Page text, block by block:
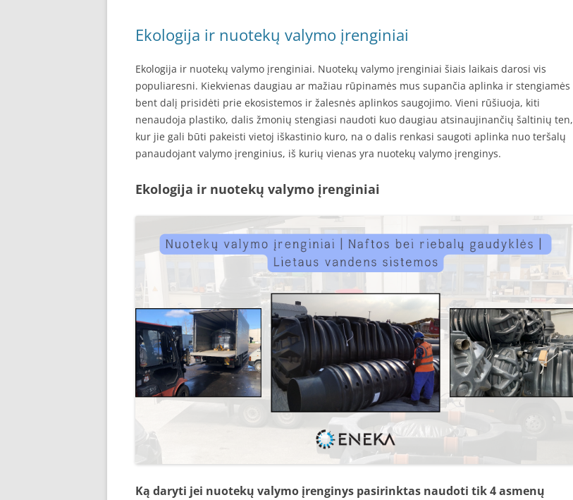
Ekologija ir nuotekų valymo įrenginiai
Ekologija ir nuotekų valymo įrenginiai. Nuotekų valymo įrenginiai šiais laikais darosi vis
populiaresni. Kiekvienas daugiau ar mažiau rūpinamės mus supančia aplinka ir stengiamės
bent dalį prisidėti prie ekosistemos ir žalesnės aplinkos saugojimo. Vieni rūšiuoja, kiti
nenaudoja plastiko, dalis žmonių stengiasi naudoti kuo daugiau atsinaujinančių šaltinių ten,
kur jie gali būti pakeisti vietoj iškastinio kuro, na o dalis renkasi saugoti aplinka nuo teršalų
panaudojant valymo įrenginius, iš kurių vienas yra nuotekų valymo įrenginys.
Ekologija ir nuotekų valymo įrenginiai
Ką daryti jei nuotekų valymo įrenginys pasirinktas naudoti tik 4 asmenų